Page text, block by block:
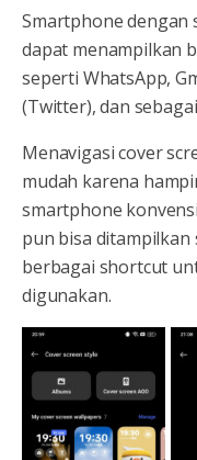
Smartphone dengan
dapat menampilkan
seperti WhatsApp,
(Twitter), dan
Menavigasi cover
mudah karena
smartphone
pun bisa ditampilkan
berbagai shortcut
digunakan.